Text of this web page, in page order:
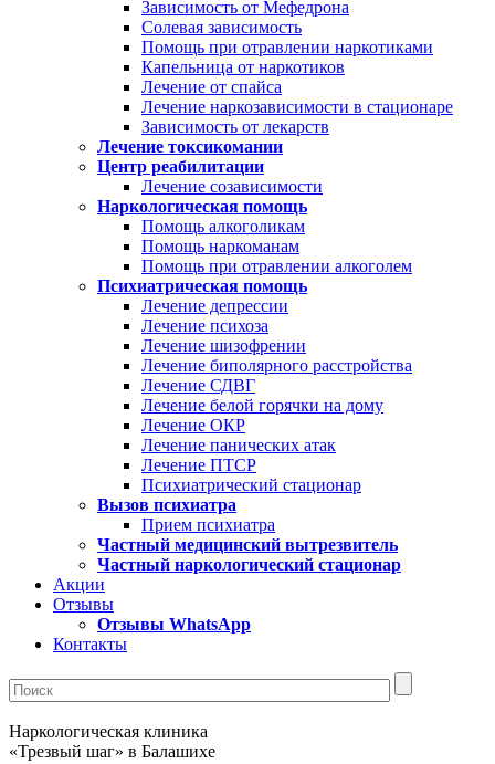
Зависимость от Мефедрона
Солевая зависимость
Помощь при отравлении наркотиками
Капельница от наркотиков
Лечение от спайса
Лечение наркозависимости в стационаре
Зависимость от лекарств
Лечение токсикомании
Центр реабилитации
Лечение созависимости
Наркологическая помощь
Помощь алкоголикам
Помощь наркоманам
Помощь при отравлении алкоголем
Психиатрическая помощь
Лечение депрессии
Лечение психоза
Лечение шизофрении
Лечение биполярного расстройства
Лечение СДВГ
Лечение белой горячки на дому
Лечение ОКР
Лечение панических атак
Лечение ПТСР
Психиатрический стационар
Вызов психиатра
Прием психиатра
Частный медицинский вытрезвитель
Частный наркологический стационар
Акции
Отзывы
Отзывы WhatsApp
Контакты
Наркологическая клиника
«Трезвый шаг» в Балашихе